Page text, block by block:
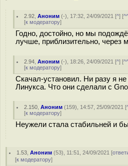
2.92 ,Аноним (-), 17:32, 24/09/2021 [^] [
[к модератору]
Годно, достойно, но мы
лучше, приблизительно, через
2.94 ,Аноним (-), 18:26, 24/09/2021 [^] [
[к модератору]
Скачал-установил. Ни разу я
Линукса. Что они сделали с
2.150 ,Аноним (159), 14:57, 25/09/2021 [
[к модератору]
Неужели стала стабильней и
1.53 ,Аноним (53), 11:51, 24/09/2021 [
[к модератору]